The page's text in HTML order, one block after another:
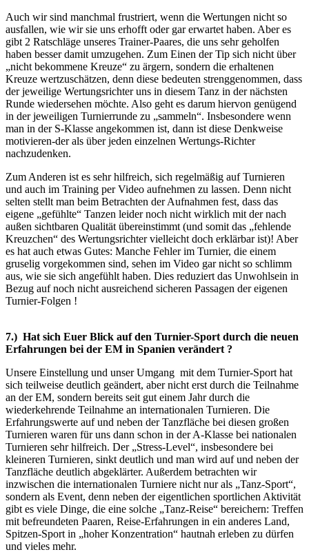
Auch wir sind manchmal frustriert, wenn die Wertungen nicht so
ausfallen, wie wir sie uns erhofft oder gar erwartet haben. Aber es
gibt 2 Ratschläge unseres Trainer-Paares, die uns sehr geholfen
haben besser damit umzugehen. Zum Einen der Tip sich nicht über
„nicht bekommene Kreuze“ zu ärgern, sondern die erhaltenen
Kreuze wertzuschätzen, denn diese bedeuten strenggenommen, dass
der jeweilige Wertungsrichter uns in diesem Tanz in der nächsten
Runde wiedersehen möchte. Also geht es darum hiervon genügend
in der jeweiligen Turnierrunde zu „sammeln“. Insbesondere wenn
man in der S-Klasse angekommen ist, dann ist diese Denkweise
motivieren-der als über jeden einzelnen Wertungs-Richter
nachzudenken.
Zum Anderen ist es sehr hilfreich, sich regelmäßig auf Turnieren
und auch im Training per Video aufnehmen zu lassen. Denn nicht
selten stellt man beim Betrachten der Aufnahmen fest, dass das
eigene „gefühlte“ Tanzen leider noch nicht wirklich mit der nach
außen sichtbaren Qualität übereinstimmt (und somit das „fehlende
Kreuzchen“ des Wertungsrichter vielleicht doch erklärbar ist)! Aber
es hat auch etwas Gutes: Manche Fehler im Turnier, die einem
gruselig vorgekommen sind, sehen im Video gar nicht so schlimm
aus, wie sie sich angefühlt haben. Dies reduziert das Unwohlsein in
Bezug auf noch nicht ausreichend sicheren Passagen der eigenen
Turnier-Folgen !
7.) Hat sich Euer Blick auf den Turnier-Sport durch die neuen
Erfahrungen bei der EM in Spanien verändert ?
Unsere Einstellung und unser Umgang mit dem Turnier-Sport hat
sich teilweise deutlich geändert, aber nicht erst durch die Teilnahme
an der EM, sondern bereits seit gut einem Jahr durch die
wiederkehrende Teilnahme an internationalen Turnieren. Die
Erfahrungswerte auf und neben der Tanzfläche bei diesen großen
Turnieren waren für uns dann schon in der A-Klasse bei nationalen
Turnieren sehr hilfreich. Der „Stress-Level“, insbesondere bei
kleineren Turnieren, sinkt deutlich und man wird auf und neben der
Tanzfläche deutlich abgeklärter. Außerdem betrachten wir
inzwischen die internationalen Turniere nicht nur als „Tanz-Sport“,
sondern als Event, denn neben der eigentlichen sportlichen Aktivität
gibt es viele Dinge, die eine solche „Tanz-Reise“ bereichern: Treffen
mit befreundeten Paaren, Reise-Erfahrungen in ein anderes Land,
Spitzen-Sport in „hoher Konzentration“ hautnah erleben zu dürfen
und vieles mehr.